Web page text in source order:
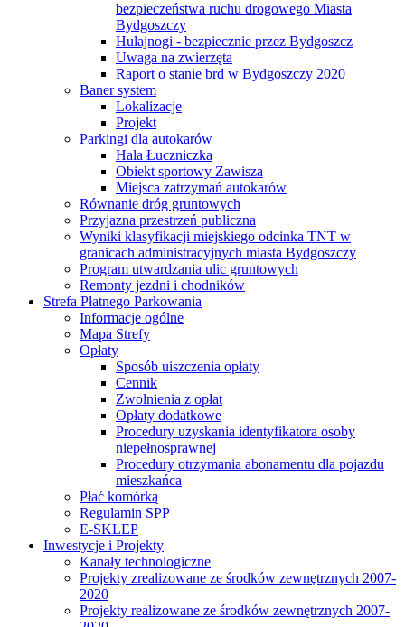
bezpieczeństwa ruchu drogowego Miasta
Bydgoszczy
Hulajnogi - bezpiecznie przez Bydgoszcz
Uwaga na zwierzęta
Raport o stanie brd w Bydgoszczy 2020
Baner system
Lokalizacje
Projekt
Parkingi dla autokarów
Hala Łuczniczka
Obiekt sportowy Zawisza
Miejsca zatrzymań autokarów
Równanie dróg gruntowych
Przyjazna przestrzeń publiczna
Wyniki klasyfikacji miejskiego odcinka TNT w
granicach administracyjnych miasta Bydgoszczy
Program utwardzania ulic gruntowych
Remonty jezdni i chodników
Strefa Płatnego Parkowania
Informacje ogólne
Mapa Strefy
Opłaty
Sposób uiszczenia opłaty
Cennik
Zwolnienia z opłat
Opłaty dodatkowe
Procedury uzyskania identyfikatora osoby
niepełnosprawnej
Procedury otrzymania abonamentu dla pojazdu
mieszkańca
Płać komórką
Regulamin SPP
E-SKLEP
Inwestycje i Projekty
Kanały technologiczne
Projekty zrealizowane ze środków zewnętrznych 2007-
2020
Projekty realizowane ze środków zewnętrznych 2007-